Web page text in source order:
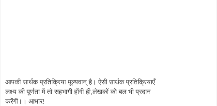
आपकी सार्थक प्रतिक्रिया मूल्यवान् है। ऐसी सार्थक प्रतिक्रियाएँ
लक्ष्य की पूर्णता में तो सहभागी होंगी ही,लेखकों को बल भी प्रदान
करेंगी।। आभार!